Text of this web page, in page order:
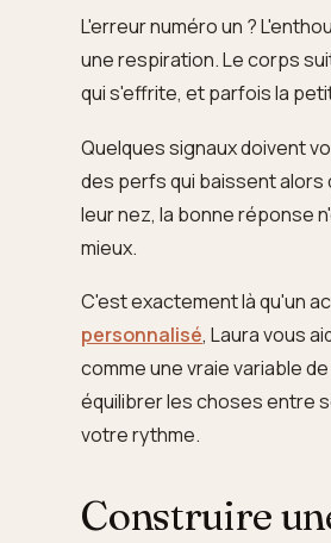
L'erreur numéro un ?
une respiration. Le corps
qui s'effrite, et parfois la
Quelques signaux doivent
des perfs qui baissent alors
leur nez, la bonne réponse
mieux.
C'est exactement là qu'un
personnalisé, Laura vous
comme une vraie variable
équilibrer les choses entre
votre rythme.
Construire